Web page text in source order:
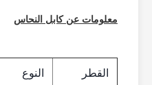
معلومات عن كابل النحاس
القطر النوع